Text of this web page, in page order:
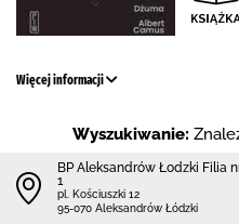
Więcej informacji
Wyszukiwanie:
BP Aleksandrów Łodzki Filia
1
pl. Kościuszki 12
95-070 Aleksandrów Łódzki